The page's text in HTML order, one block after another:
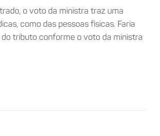
o voto da ministra traz uma
como das pessoas físicas. Faria
tributo conforme o voto da ministra